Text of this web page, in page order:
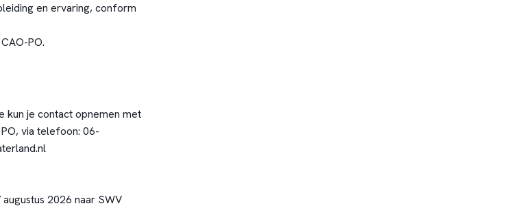
en ervaring, conform
PO.
je contact opnemen met
via telefoon: 06-
2026 naar SWV